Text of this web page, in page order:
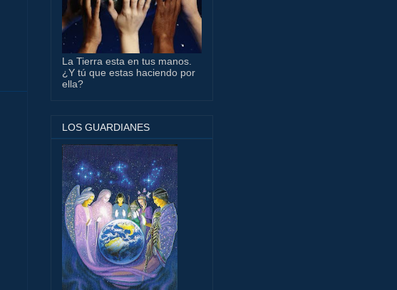
La Tierra esta en tus manos.
¿Y tú que estas haciendo por
ella?
LOS GUARDIANES